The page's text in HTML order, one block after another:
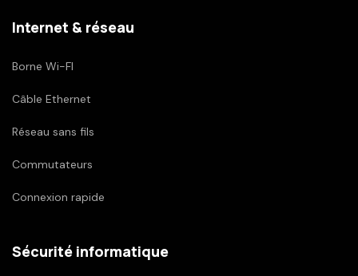
Internet & réseau
Borne Wi-FI
Câble Ethernet
Réseau sans fils
Commutateurs
Connexion rapide
Sécurité informatique